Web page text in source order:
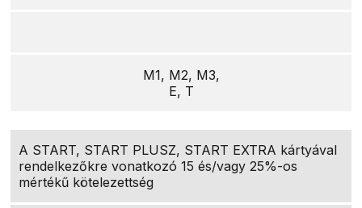
M1, M2, M3,
E, T
A START, START PLUSZ, START EXTRA kártyával
rendelkezőkre vonatkozó 15 és/vagy 25%-os
mértékű kötelezettség